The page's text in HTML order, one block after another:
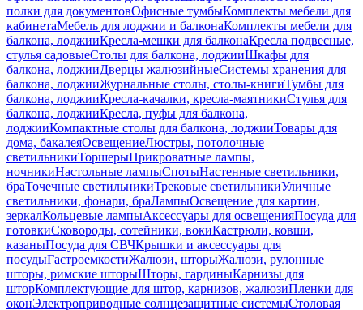
полки для документовОфисные тумбыКомплекты мебели для
кабинетаМебель для лоджии и балконаКомплекты мебели для
балкона, лоджииКресла-мешки для балконаКресла подвесные,
стулья садовыеСтолы для балкона, лоджииШкафы для
балкона, лоджииДверцы жалюзийныеСистемы хранения для
балкона, лоджииЖурнальные столы, столы-книгиТумбы для
балкона, лоджииКресла-качалки, кресла-маятникиСтулья для
балкона, лоджииКресла, пуфы для балкона,
лоджииКомпактные столы для балкона, лоджииТовары для
дома, бакалеяОсвещениеЛюстры, потолочные
светильникиТоршерыПрикроватные лампы,
ночникиНастольные лампыСпотыНастенные светильники,
браТочечные светильникиТрековые светильникиУличные
светильники, фонари, браЛампыОсвещение для картин,
зеркалКольцевые лампыАксессуары для освещенияПосуда для
готовкиСковороды, сотейники, вокиКастрюли, ковши,
казаныПосуда для СВЧКрышки и аксессуары для
посудыГастроемкостиЖалюзи, шторыЖалюзи, рулонные
шторы, римские шторыШторы, гардиныКарнизы для
шторКомплектующие для штор, карнизов, жалюзиПленки для
оконЭлектроприводные солнцезащитные системыСтоловая